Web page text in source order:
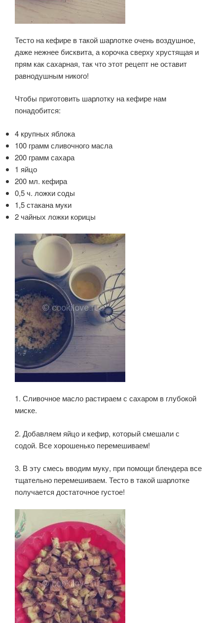
Тесто на кефире в такой шарлотке очень воздушное,
даже нежнее бисквита, а корочка сверху хрустящая и
прям как сахарная, так что этот рецепт не оставит
равнодушным никого!
Чтобы приготовить шарлотку на кефире нам
понадобится:
4 крупных яблока
100 грамм сливочного масла
200 грамм сахара
1 яйцо
200 мл. кефира
0,5 ч. ложки соды
1,5 стакана муки
2 чайных ложки корицы
1. Сливочное масло растираем с сахаром в глубокой
миске.
2. Добавляем яйцо и кефир, который смешали с
содой. Все хорошенько перемешиваем!
3. В эту смесь вводим муку, при помощи блендера все
тщательно перемешиваем. Тесто в такой шарлотке
получается достаточное густое!